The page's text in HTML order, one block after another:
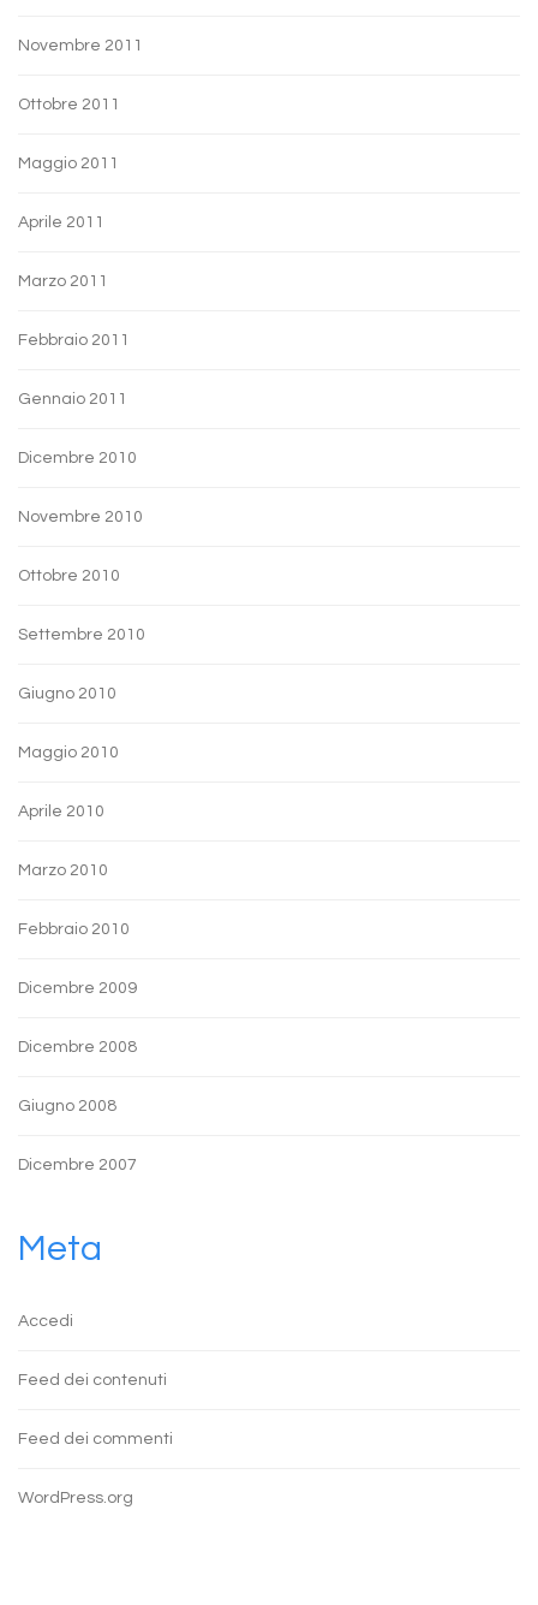
Novembre 2011
Ottobre 2011
Maggio 2011
Aprile 2011
Marzo 2011
Febbraio 2011
Gennaio 2011
Dicembre 2010
Novembre 2010
Ottobre 2010
Settembre 2010
Giugno 2010
Maggio 2010
Aprile 2010
Marzo 2010
Febbraio 2010
Dicembre 2009
Dicembre 2008
Giugno 2008
Dicembre 2007
Meta
Accedi
Feed dei contenuti
Feed dei commenti
WordPress.org